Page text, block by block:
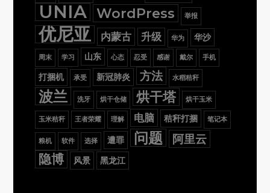
UNIA WordPress 举报
优尼亚 内蒙古 升级 华为 华沙
周末 学习 山东 心态 忍受 感谢 戴尔 手机
打捆机 承受 新冠肺炎 方法 水稻秸秆
波兰 洗牙 烘干仓储 烘干塔 烘干玉米
玉米秸秆 王者荣耀 理解 电脑 秸秆打捆 笔记本
粮机 软件 选择 遭罪 问题 阿里云
隐博 风景 黑龙江